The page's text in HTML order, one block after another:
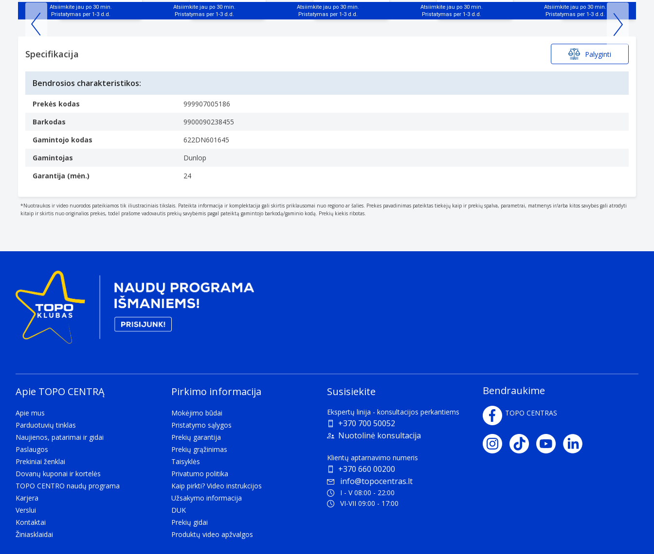
Atsiimkite jau po 30 min.
mokestis
Atsiimkite jau po 30 min. Atsiimkite jau po 30 min. Atsiimkite jau po 30 min. Atsiimkite jau po 30 min.
Item
Specifikacija Palyginti
Bendrosios charakteristikos:
Prekės kodas
999907005186
Barkodas
9900090238455
Gamintojo kodas
622DN601645
Gamintojas
Dunlop
Garantija (mėn.)
24
*Nuotraukos ir video nuorodos pateikiamos tik iliustraciniais tikslais. Pateikta informacija ir komplektacija gali skirtis priklausomai nuo regiono ar šalies. Prekės pavadinimas pateiktas tiekėjų kaip ir prekių spalva, parametrai, matmenys ir/arba kitos savybės gali atrodyti
kitaip ir skirtis nuo originalios prekės, todėl prašome vadovautis prekių savybėmis pagal pateiktą gamintojo barkodą/gaminio kodą. Prekių kiekis ribotas.
Apie TOPO CENTRĄ
Apie mus
Parduotuvių tinklas
Naujienos, patarimai ir gidai
Paslaugos
Prekiniai ženklai
Dovanų kuponai ir kortelės
TOPO CENTRO naudų programa
Karjera
Verslui
Kontaktai
Žiniasklaidai
Pirkimo informacija
Mokėjimo būdai
Pristatymo sąlygos
Prekių garantija
Prekių grąžinimas
Taisyklės
Privatumo politika
Kaip pirkti? Video instrukcijos
Užsakymo informacija
DUK
Prekių gidai
Produktų video apžvalgos
Susisiekite
Ekspertų linija - konsultacijos perkantiems
+370 700 50052
Nuotolinė konsultacija
Klientų aptarnavimo numeris
+370 660 00200
info@topocentras.lt
I - V 08:00 - 22:00
VI-VII 09:00 - 17:00
Bendraukime
TOPO CENTRAS